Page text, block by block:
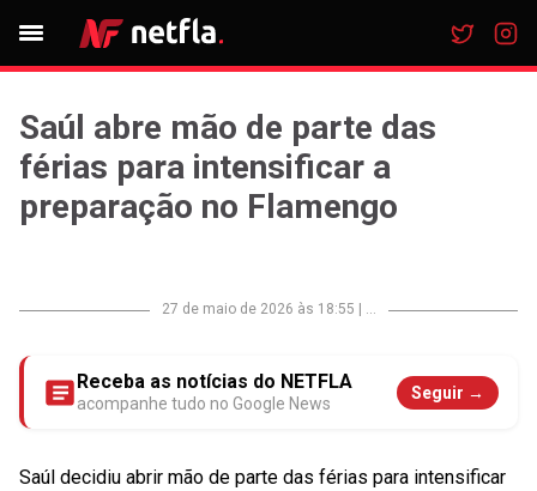
Saúl abre mão de parte das
férias para intensificar a
preparação no Flamengo
27 de maio de 2026 às 18:55 ...
Receba as notícias do NETFLA
acompanhe tudo no Google News
Seguir →
Saúl decidiu abrir mão de parte das férias para intensificar